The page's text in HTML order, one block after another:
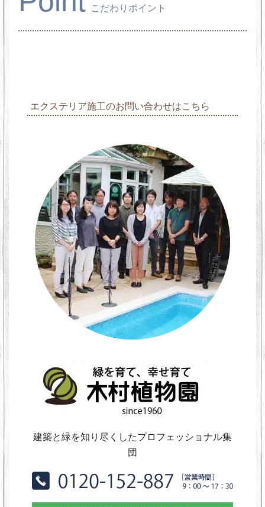
こだわりポイント
エクステリア施工のお問い合わせはこちら
建築と緑を知り尽くしたプロフェッショナル集
団